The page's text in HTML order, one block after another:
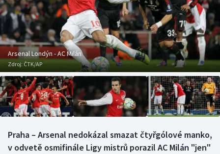
Americký fotbal
Baseball a softbal
Basketbal
Biatlon
Boby a skeleton
Curling
NEPŘEHLÉDNĚTE
Soutěže
Historické návraty
Aplikace ČT sport
AZ kvíz
Arsenal Londýn - AC Milán
Zdroj: ČTK/AP
Praha – Arsenal nedokázal smazat čtyřgólové manko,
v odvetě osmifinále Ligy mistrů porazil AC Milán "jen"